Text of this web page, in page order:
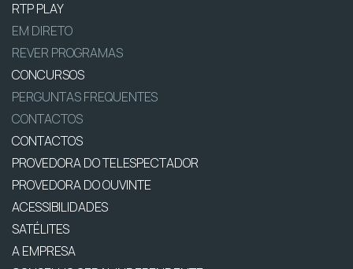
RTP PLAY
EM DIRETO
REVER PROGRAMAS
CONCURSOS
PERGUNTAS FREQUENTES
CONTACTOS
CONTACTOS
PROVEDORA DO TELESPECTADOR
PROVEDORA DO OUVINTE
ACESSIBILIDADES
SATÉLITES
A EMPRESA